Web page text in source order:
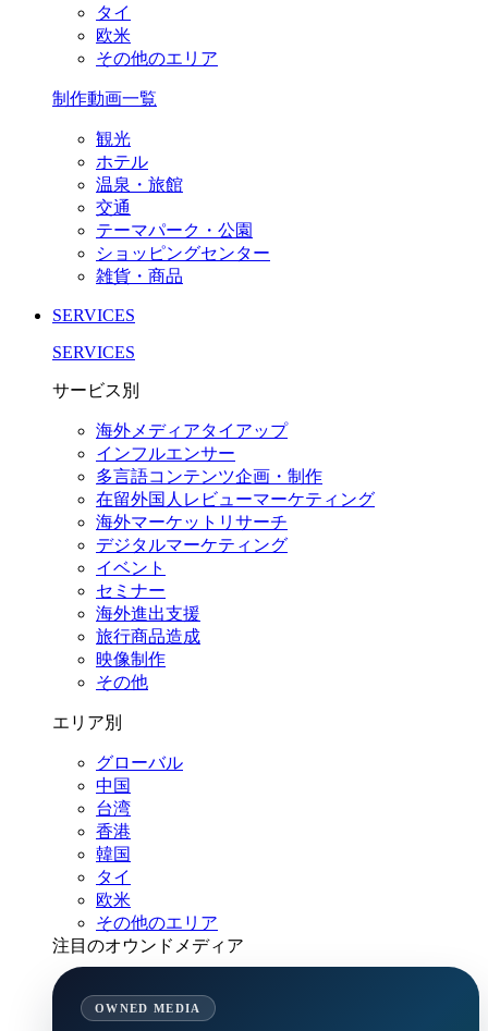
タイ
欧米
その他のエリア
制作動画一覧
観光
ホテル
温泉・旅館
交通
テーマパーク・公園
ショッピングセンター
雑貨・商品
SERVICES
SERVICES
サービス別
海外メディアタイアップ
インフルエンサー
多言語コンテンツ企画・制作
在留外国⼈レビューマーケティング
海外マーケットリサーチ
デジタルマーケティング
イベント
セミナー
海外進出支援
旅行商品造成
映像制作
その他
エリア別
グローバル
中国
台湾
香港
韓国
タイ
欧米
その他のエリア
注目のオウンドメディア
OWNED MEDIA